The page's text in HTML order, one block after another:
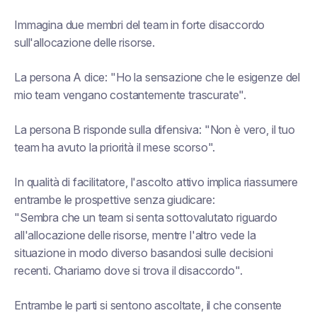
Immagina due membri del team in forte disaccordo
sull'allocazione delle risorse.
La persona A dice: "Ho la sensazione che le esigenze del
mio team vengano costantemente trascurate".
La persona B risponde sulla difensiva: "Non è vero, il tuo
team ha avuto la priorità il mese scorso".
In qualità di facilitatore, l'ascolto attivo implica riassumere
entrambe le prospettive senza giudicare:
"Sembra che un team si senta sottovalutato riguardo
all'allocazione delle risorse, mentre l'altro vede la
situazione in modo diverso basandosi sulle decisioni
recenti. Chariamo dove si trova il disaccordo".
Entrambe le parti si sentono ascoltate, il che consente